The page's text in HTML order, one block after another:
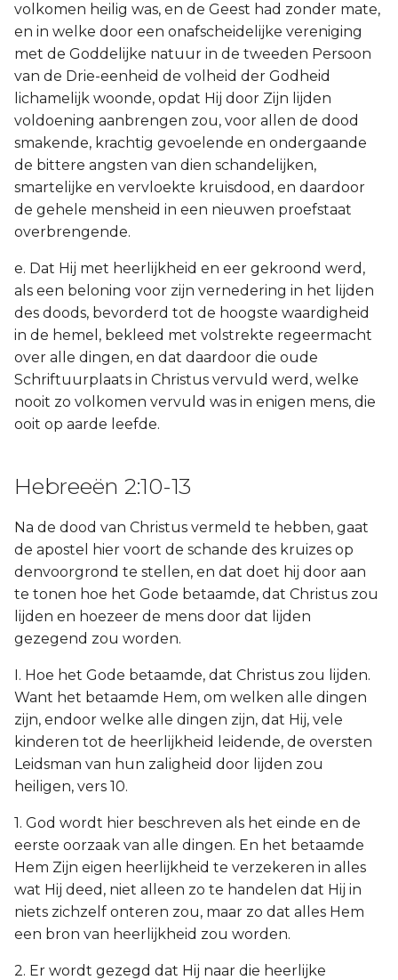
volkomen heilig was, en de Geest had zonder mate,
en in welke door een onafscheidelijke vereniging
met de Goddelijke natuur in de tweeden Persoon
van de Drie-eenheid de volheid der Godheid
lichamelijk woonde, opdat Hij door Zijn lijden
voldoening aanbrengen zou, voor allen de dood
smakende, krachtig gevoelende en ondergaande
de bittere angsten van dien schandelijken,
smartelijke en vervloekte kruisdood, en daardoor
de gehele mensheid in een nieuwen proefstaat
overbrengende.
e. Dat Hij met heerlijkheid en eer gekroond werd,
als een beloning voor zijn vernedering in het lijden
des doods, bevorderd tot de hoogste waardigheid
in de hemel, bekleed met volstrekte regeermacht
over alle dingen, en dat daardoor die oude
Schriftuurplaats in Christus vervuld werd, welke
nooit zo volkomen vervuld was in enigen mens, die
ooit op aarde leefde.
Hebreeën 2:10-13
Na de dood van Christus vermeld te hebben, gaat
de apostel hier voort de schande des kruizes op
denvoorgrond te stellen, en dat doet hij door aan
te tonen hoe het Gode betaamde, dat Christus zou
lijden en hoezeer de mens door dat lijden
gezegend zou worden.
I. Hoe het Gode betaamde, dat Christus zou lijden.
Want het betaamde Hem, om welken alle dingen
zijn, endoor welke alle dingen zijn, dat Hij, vele
kinderen tot de heerlijkheid leidende, de oversten
Leidsman van hun zaligheid door lijden zou
heiligen, vers 10.
1. God wordt hier beschreven als het einde en de
eerste oorzaak van alle dingen. En het betaamde
Hem Zijn eigen heerlijkheid te verzekeren in alles
wat Hij deed, niet alleen zo te handelen dat Hij in
niets zichzelf onteren zou, maar zo dat alles Hem
een bron van heerlijkheid zou worden.
2. Er wordt gezegd dat Hij naar die heerlijke